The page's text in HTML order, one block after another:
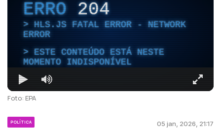
ERRO204
HLS.JS FATAL ERROR - NETWORK
ERROR
ESTE CONTEÚDO ESTÁ NESTE
MOMENTO INDISPONÍVEL
Foto: EPA
POLÍTICA 05 jan, 2026, 21:17